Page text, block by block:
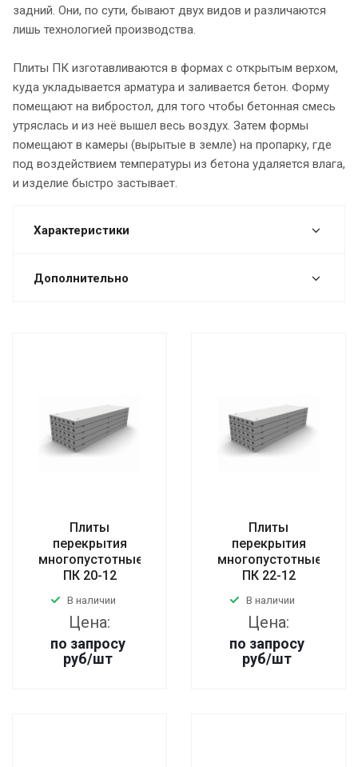
задний. Они, по сути, бывают двух видов и различаются
лишь технологией производства.
Плиты ПК изготавливаются в формах с открытым верхом,
куда укладывается арматура и заливается бетон. Форму
помещают на вибростол, для того чтобы бетонная смесь
утряслась и из неё вышел весь воздух. Затем формы
помещают в камеры (вырытые в земле) на пропарку, где
под воздействием температуры из бетона удаляется влага,
и изделие быстро застывает.
Характеристики
Дополнительно
Плиты
перекрытия
многопустотные
ПК 20-12
В наличии
Цена:
по запросу
руб/шт
Плиты
перекрытия
многопустотные
ПК 22-12
В наличии
Цена:
по запросу
руб/шт